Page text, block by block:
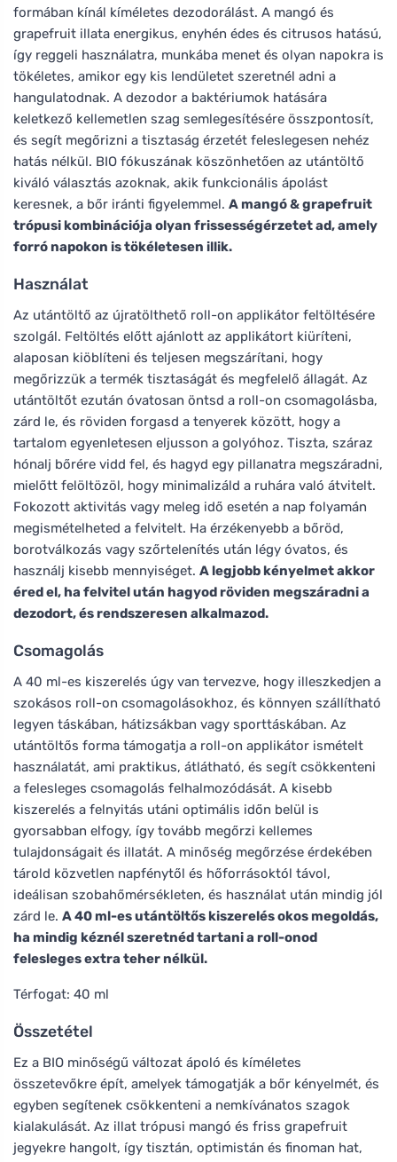
formában kínál kíméletes dezodorálást. A mangó és
grapefruit illata energikus, enyhén édes és citrusos hatású,
így reggeli használatra, munkába menet és olyan napokra is
tökéletes, amikor egy kis lendületet szeretnél adni a
hangulatodnak. A dezodor a baktériumok hatására
keletkező kellemetlen szag semlegesítésére összpontosít,
és segít megőrizni a tisztaság érzetét feleslegesen nehéz
hatás nélkül. BIO fókuszának köszönhetően az utántöltő
kiváló választás azoknak, akik funkcionális ápolást
keresnek, a bőr iránti figyelemmel. A mangó & grapefruit
trópusi kombinációja olyan frissességérzetet ad, amely
forró napokon is tökéletesen illik.
Használat
Az utántöltő az újratölthető roll-on applikátor feltöltésére
szolgál. Feltöltés előtt ajánlott az applikátort kiüríteni,
alaposan kiöblíteni és teljesen megszárítani, hogy
megőrizzük a termék tisztaságát és megfelelő állagát. Az
utántöltőt ezután óvatosan öntsd a roll-on csomagolásba,
zárd le, és röviden forgasd a tenyerek között, hogy a
tartalom egyenletesen eljusson a golyóhoz. Tiszta, száraz
hónalj bőrére vidd fel, és hagyd egy pillanatra megszáradni,
mielőtt felöltözöl, hogy minimalizáld a ruhára való átvitelt.
Fokozott aktivitás vagy meleg idő esetén a nap folyamán
megismételheted a felvitelt. Ha érzékenyebb a bőröd,
borotválkozás vagy szőrtelenítés után légy óvatos, és
használj kisebb mennyiséget. A legjobb kényelmet akkor
éred el, ha felvitel után hagyod röviden megszáradni a
dezodort, és rendszeresen alkalmazod.
Csomagolás
A 40 ml-es kiszerelés úgy van tervezve, hogy illeszkedjen a
szokásos roll-on csomagolásokhoz, és könnyen szállítható
legyen táskában, hátizsákban vagy sporttáskában. Az
utántöltős forma támogatja a roll-on applikátor ismételt
használatát, ami praktikus, átlátható, és segít csökkenteni
a felesleges csomagolás felhalmozódását. A kisebb
kiszerelés a felnyitás utáni optimális időn belül is
gyorsabban elfogy, így tovább megőrzi kellemes
tulajdonságait és illatát. A minőség megőrzése érdekében
tárold közvetlen napfénytől és hőforrásoktól távol,
ideálisan szobahőmérsékleten, és használat után mindig jól
zárd le. A 40 ml-es utántöltős kiszerelés okos megoldás,
ha mindig kéznél szeretnéd tartani a roll-onod
felesleges extra teher nélkül.
Térfogat: 40 ml
Összetétel
Ez a BIO minőségű változat ápoló és kíméletes
összetevőkre épít, amelyek támogatják a bőr kényelmét, és
egyben segítenek csökkenteni a nemkívánatos szagok
kialakulását. Az illat trópusi mangó és friss grapefruit
jegyekre hangolt, így tisztán, optimistán és finoman hat,